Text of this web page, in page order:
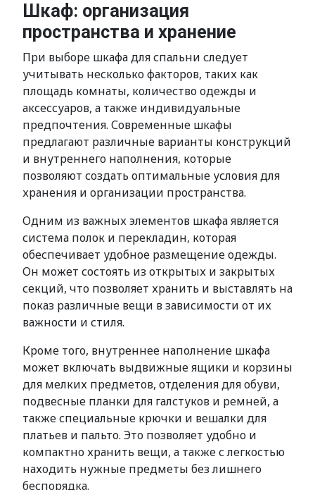
Шкаф: организация
пространства и хранение
При выборе шкафа для спальни следует
учитывать несколько факторов, таких как
площадь комнаты, количество одежды и
аксессуаров, а также индивидуальные
предпочтения. Современные шкафы
предлагают различные варианты конструкций
и внутреннего наполнения, которые
позволяют создать оптимальные условия для
хранения и организации пространства.
Одним из важных элементов шкафа является
система полок и перекладин, которая
обеспечивает удобное размещение одежды.
Он может состоять из открытых и закрытых
секций, что позволяет хранить и выставлять на
показ различные вещи в зависимости от их
важности и стиля.
Кроме того, внутреннее наполнение шкафа
может включать выдвижные ящики и корзины
для мелких предметов, отделения для обуви,
подвесные планки для галстуков и ремней, а
также специальные крючки и вешалки для
платьев и пальто. Это позволяет удобно и
компактно хранить вещи, а также с легкостью
находить нужные предметы без лишнего
беспорядка.